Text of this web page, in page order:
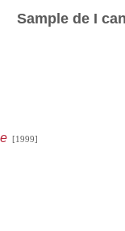
Sample de I
[1999]